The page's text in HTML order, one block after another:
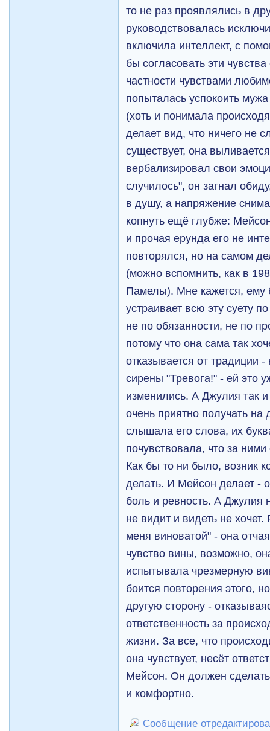
то не раз проявлялись в
руководствовалась
включила интеллект, с
бы согласовать эти
частности чувствами
попыталась успокоить
(хоть и понимала
делает вид, что ничего не
существует, она
вербализировал свои
случилось", он загнал
в душу, а напряжение
копнуть ещё глубже:
и прочая ерунда его не
повторялся, но на самом
(можно вспомнить, как в
Памелы). Мне кажется,
устраивает всю эту суету
не по обязанности, не по
потому что она сама так
отказывается от традиции
сирены "Тревога!" - ей это
изменились. А Джулия так
очень приятно получать
слышала его слова, их
почувствовала, что за ними
Как бы то ни было, возник
делать. И Мейсон делает -
боль и ревность. А Джулия
не видит и видеть не
меня виноватой" - она
чувство вины, возможно,
испытывала чрезмерную
боится повторения этого,
другую сторону -
ответственность за
жизни. За все, что
она чувствует, несёт
Мейсон. Он должен
и комфортно.
Сообщение